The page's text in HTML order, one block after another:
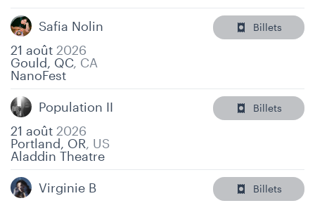
Safia Nolin
21 août 2026
Gould, QC, CA
NanoFest
Billets
Population II
21 août 2026
Portland, OR, US
Aladdin Theatre
Billets
Virginie B
Billets